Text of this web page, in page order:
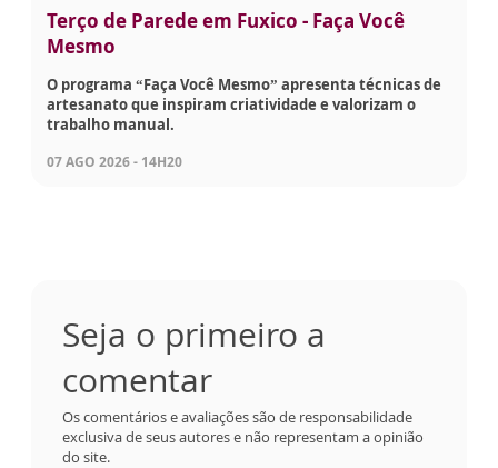
Terço de Parede em Fuxico - Faça Você
Mesmo
O programa “Faça Você Mesmo” apresenta técnicas de
artesanato que inspiram criatividade e valorizam o
trabalho manual.
07 AGO 2026 - 14H20
Seja o primeiro a
comentar
Os comentários e avaliações são de responsabilidade
exclusiva de seus autores e não representam a opinião
do site.